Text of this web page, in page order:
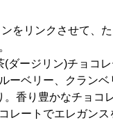
をリンクさせて、
ージリン)チョコ
ーベリー、クラン
香り豊かなチョコ
ートでエレガンス